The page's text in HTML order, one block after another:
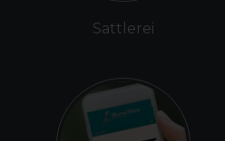
Sattlerei